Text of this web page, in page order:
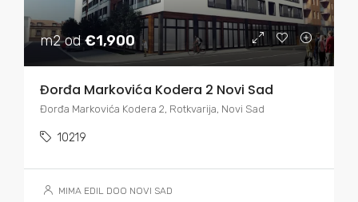
m2 od€1,900
Đorđa Markovića Kodera 2 Novi Sad
Đorđa Markovića Kodera 2, Rotkvarija, Novi Sad
10219
MIMA EDIL DOO NOVI SAD